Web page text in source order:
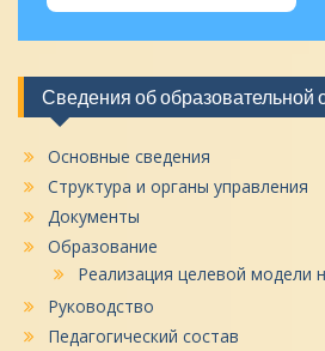
Сведения об образовательной
Основные сведения
Структура и органы управления
Документы
Образование
Реализация целевой модели
Руководство
Педагогический состав